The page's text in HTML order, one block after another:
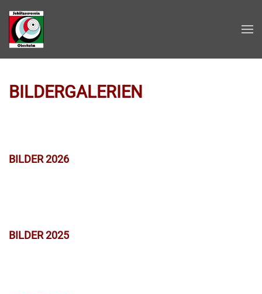
Zum Hauptinhalt springen
BILDERGALERIEN
BILDER 2026
BILDER 2025